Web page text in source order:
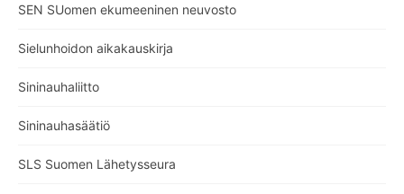
SEN SUomen ekumeeninen neuvosto
Sielunhoidon aikakauskirja
Sininauhaliitto
Sininauhasäätiö
SLS Suomen Lähetysseura